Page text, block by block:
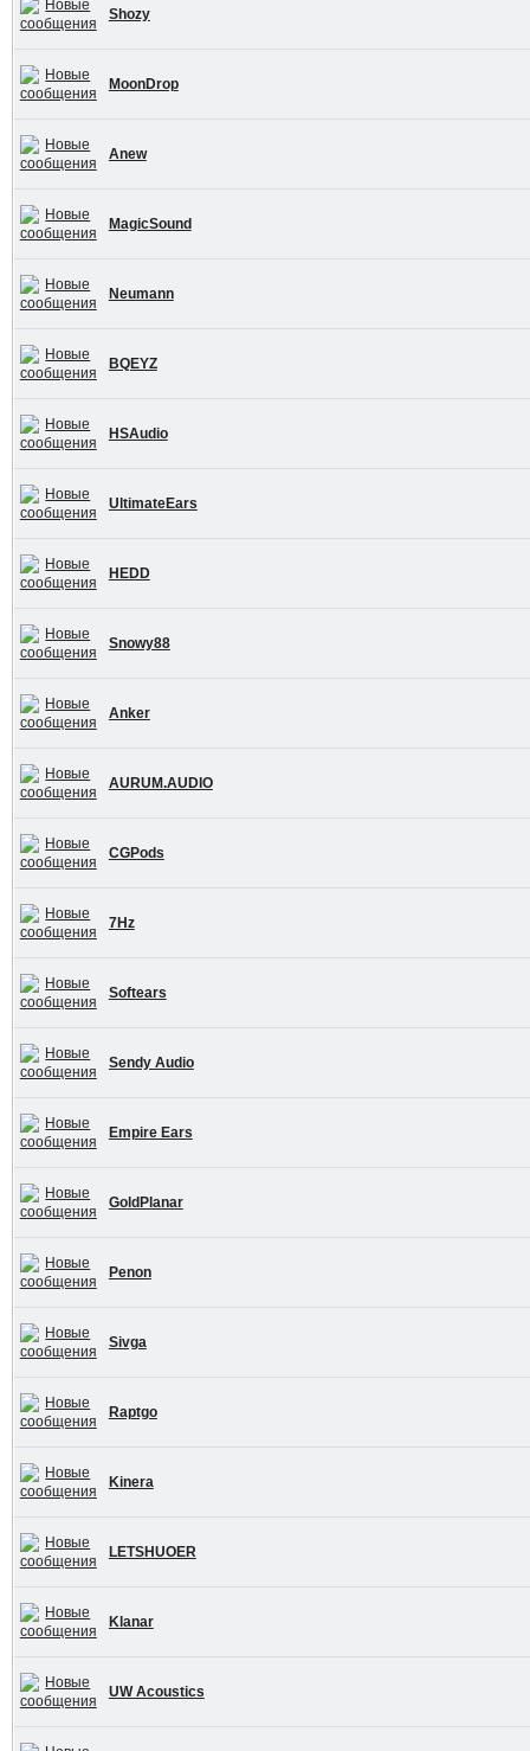
Shozy
MoonDrop
Anew
MagicSound
Neumann
BQEYZ
HSAudio
UltimateEars
HEDD
Snowy88
Anker
AURUM.AUDIO
CGPods
7Hz
Softears
Sendy Audio
Empire Ears
GoldPlanar
Penon
Sivga
Raptgo
Kinera
LETSHUOER
Klanar
UW Acoustics